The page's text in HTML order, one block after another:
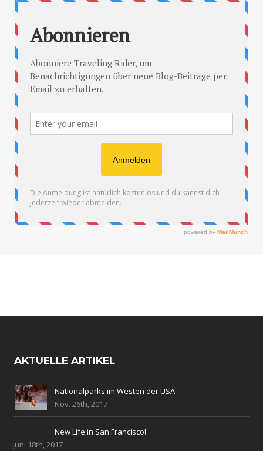
AKTUELLE ARTIKEL
Nationalparks im Westen der USA
Nov. 26th, 2017
New Life in San Francisco!
Juni 18th, 2017